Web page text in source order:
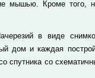
мышью. Кроме того,
в виде
дом и каждая
спутника со